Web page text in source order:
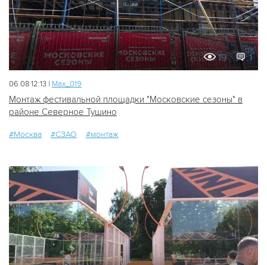
19 1
06.08 12:13 | Мах_019
Монтаж фестивальной площадки "Московские сезоны" в
районе Северное Тушино
#Москва #СЗАО #монтаж